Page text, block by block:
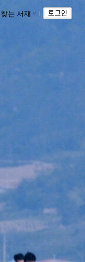
는 서재 ｌ